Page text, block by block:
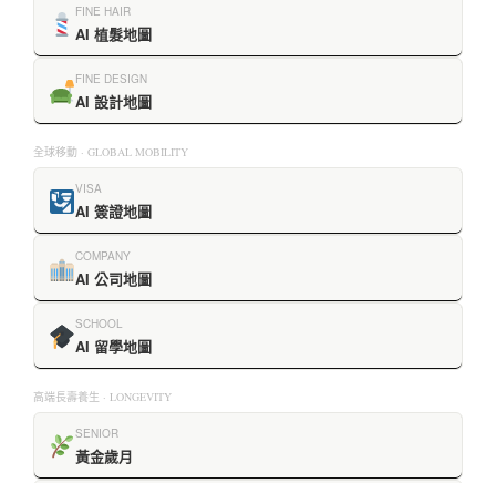
FINE HAIR
AI 植髮地圖
FINE DESIGN
AI 設計地圖
全球移動 · GLOBAL MOBILITY
VISA
AI 簽證地圖
COMPANY
AI 公司地圖
SCHOOL
AI 留學地圖
高端長壽養生 · LONGEVITY
SENIOR
黃金歲月